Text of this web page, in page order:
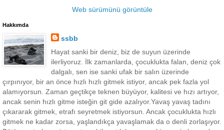
Web sürümünü görüntüle
Hakkımda
ssbb
Hayat sanki bir deniz, biz de suyun üzerinde
ilerliyoruz. İlk zamanlarda, çocuklukta falan, deniz çok
dalgalı, sen ise sanki ufak bir salın üzerinde
çırpınıyor, bir an önce hızlı hızlı gitmek istiyor, ancak pek fazla yol
alamıyorsun. Zaman geçtikçe teknen büyüyor, kalitesi ve hızı artıyor,
ancak senin hızlı gitme isteğin git gide azalıyor.Yavaş yavaş tadını
çıkararak gitmek, etrafı seyretmek istiyorsun. Ancak çocuklukta hızlı
gitmek ne kadar zorsa, yaşlandıkça yavaşlamak da o denli zorlaşıyor.